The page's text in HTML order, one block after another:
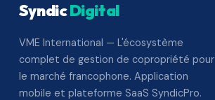
SyndicDigital
VME International — L'écosystème
complet de gestion de copropriété pour
le marché francophone. Application
mobile et plateforme SaaS SyndicPro.